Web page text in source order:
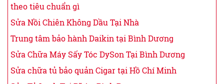
theo tiêu chuẩn gì
Sửa Nồi Chiên Không Dầu Tại Nhà
Trung tâm bảo hành Daikin tại Bình Dương
Sửa Chữa Máy Sấy Tóc DySon Tại Bình Dương
Sửa chữa tủ bảo quản Cigar tại Hồ Chí Minh